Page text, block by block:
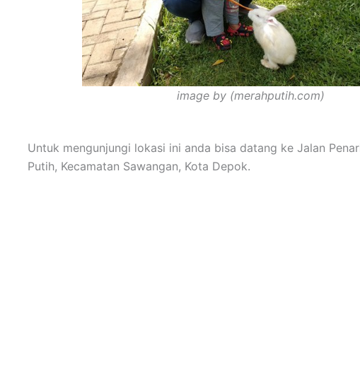
image by (merahputih.com)
Untuk mengunjungi lokasi ini anda bisa datang ke Jalan
Putih, Kecamatan Sawangan, Kota Depok.